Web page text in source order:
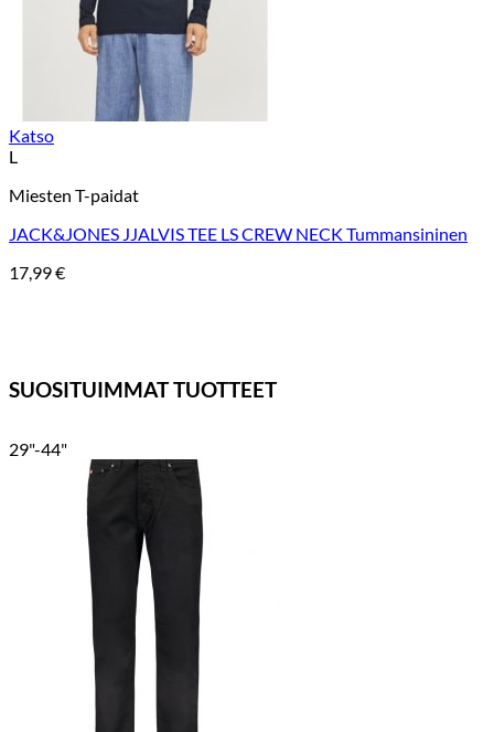
Katso
L
Miesten T-paidat
JACK&JONES JJALVIS TEE LS CREW NECK Tummansininen
17,99€
SUOSITUIMMAT TUOTTEET
29"-44"